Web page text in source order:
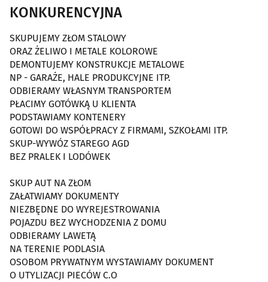
KONKURENCYJNA
SKUPUJEMY ZŁOM STALOWY
ORAZ ŻELIWO I METALE KOLOROWE
DEMONTUJEMY KONSTRUKCJE METALOWE
NP - GARAŻE, HALE PRODUKCYJNE ITP.
ODBIERAMY WŁASNYM TRANSPORTEM
PŁACIMY GOTÓWKĄ U KLIENTA
PODSTAWIAMY KONTENERY
GOTOWI DO WSPÓŁPRACY Z FIRMAMI, SZKOŁAMI ITP.
SKUP-WYWÓZ STAREGO AGD
BEZ PRALEK I LODÓWEK
SKUP AUT NA ZŁOM
ZAŁATWIAMY DOKUMENTY
NIEZBĘDNE DO WYREJESTROWANIA
POJAZDU BEZ WYCHODZENIA Z DOMU
ODBIERAMY LAWETĄ
NA TERENIE PODLASIA
OSOBOM PRYWATNYM WYSTAWIAMY DOKUMENT
O UTYLIZACJI PIECÓW C.O